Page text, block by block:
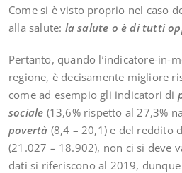
Come si è visto proprio nel caso
alla salute: la salute o è di tutti
Pertanto, quando l’indicatore-in-
regione, è decisamente migliore
come ad esempio gli indicatori di
sociale (13,6% rispetto al 27,3%
povertà (8,4 – 20,1) e del reddito
(21.027 – 18.902), non ci si deve
dati si riferiscono al 2019,